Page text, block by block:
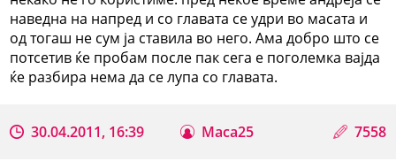
наведна на напред и со главата се удри во масата и
од тогаш не сум ја ставила во него. Ама добро што се
потсетив ќе пробам после пак сега е поголемка вајда
ќе разбира нема да се лупа со главата.
30.04.2011, 16:39 Maca25 7558